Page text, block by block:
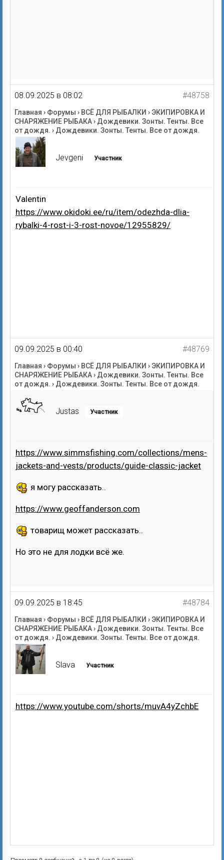
08.09.2025 в 08:02 #48758
Главная › Форумы › ВСЁ ДЛЯ РЫБАЛКИ › ЭКИПИРОВКА И
СНАРЯЖЕНИЕ РЫБАКА› Дождевики. Зонты. Тенты. Все
от дождя. › Дождевики. Зонты. Тенты. Все от дождя.
Jevgeni Участник
Valentin
https://www.okidoki.ee/ru/item/odezhda-dlia-
rybalki-4-rost-i-3-rost-novoe/12955829/
09.09.2025 в 00:40 #48769
Главная › Форумы › ВСЁ ДЛЯ РЫБАЛКИ › ЭКИПИРОВКА И
СНАРЯЖЕНИЕ РЫБАКА› Дождевики. Зонты. Тенты. Все
от дождя. › Дождевики. Зонты. Тенты. Все от дождя.
Justas Участник
https://www.simmsfishing.com/collections/mens-
jackets-and-vests/products/guide-classic-jacket
я могу рассказать..
https://www.geoffanderson.com
товарищ может рассказать..
Но это не для лодки всё же.
09.09.2025 в 18:45 #48784
Главная › Форумы › ВСЁ ДЛЯ РЫБАЛКИ › ЭКИПИРОВКА И
СНАРЯЖЕНИЕ РЫБАКА› Дождевики. Зонты. Тенты. Все
от дождя. › Дождевики. Зонты. Тенты. Все от дождя.
Slava Участник
https://www.youtube.com/shorts/muvA4yZchbE